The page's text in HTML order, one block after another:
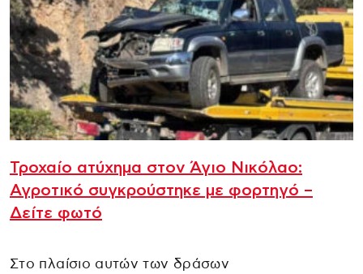
Τροχαίο ατύχημα στον Άγιο Νικόλαο:
Αγροτικό συγκρούστηκε με φορτηγό –
Δείτε φωτό
Στο πλαίσιο αυτών των δράσων